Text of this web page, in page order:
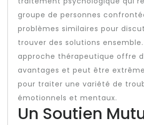
groupe de personnes
problèmes similaires pour
trouver des solutions
approche thérapeutique offre
avantages et peut être
pour traiter une variété de
émotionnels et mentaux.
Un Soutien